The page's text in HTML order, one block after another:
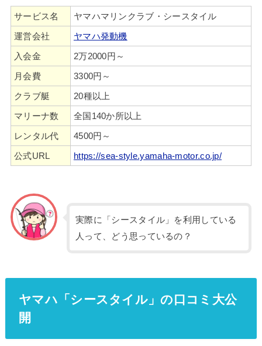
サービス名
ヤマハマリンクラブ・シースタイル
運営会社
ヤマハ発動機
入会金
2万2000円～
月会費
3300円～
クラブ艇
20種以上
マリーナ数
全国140か所以上
レンタル代
4500円～
公式URL
https://sea-style.yamaha-motor.co.jp/
実際に「シースタイル」を利用している
人って、どう思っているの？
ヤマハ「シースタイル」の口コミ大公
開